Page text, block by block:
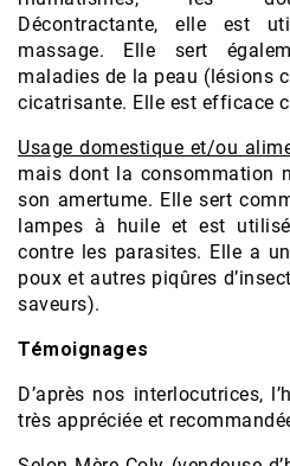
Décontractante, elle est
massage. Elle sert
maladies de la peau (lésions
cicatrisante. Elle est efficace
Usage domestique et/ou
mais dont la consommation
son amertume. Elle sert
lampes à huile et est
contre les parasites. Elle a
poux et autres piqûres
saveurs).
Témoignages
D’après nos interlocutrices,
très appréciée et